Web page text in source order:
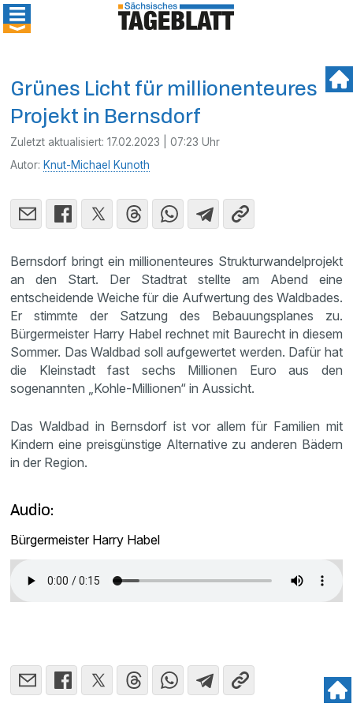
Grünes Licht für millionenteures
Projekt in Bernsdorf
Zuletzt aktualisiert:17.02.2023 | 07:23 Uhr
Autor: Knut-Michael Kunoth
Bernsdorf bringt ein millionenteures Strukturwandelprojekt
an den Start. Der Stadtrat stellte am Abend eine
entscheidende Weiche für die Aufwertung des Waldbades.
Er stimmte der Satzung des Bebauungsplanes zu.
Bürgermeister Harry Habel rechnet mit Baurecht in diesem
Sommer. Das Waldbad soll aufgewertet werden. Dafür hat
die Kleinstadt fast sechs Millionen Euro aus den
sogenannten „Kohle-Millionen“ in Aussicht.
Das Waldbad in Bernsdorf ist vor allem für Familien mit
Kindern eine preisgünstige Alternative zu anderen Bädern
in der Region.
Audio:
Bürgermeister Harry Habel